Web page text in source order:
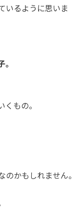
いるように思いま
もの。
かもしれません。